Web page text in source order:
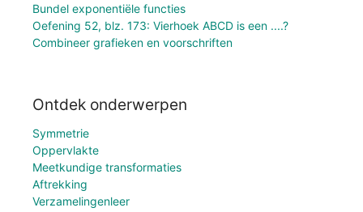
Bundel exponentiële functies
Oefening 52, blz. 173: Vierhoek ABCD is een ....?
Combineer grafieken en voorschriften
Ontdek onderwerpen
Symmetrie
Oppervlakte
Meetkundige transformaties
Aftrekking
Verzamelingenleer